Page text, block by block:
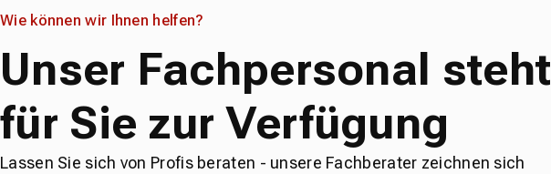
Wie können wir Ihnen helfen?
Unser Fachpersonal steht
für Sie zur Verfügung
Lassen Sie sich von Profis beraten - unsere Fachberater zeichnen sich